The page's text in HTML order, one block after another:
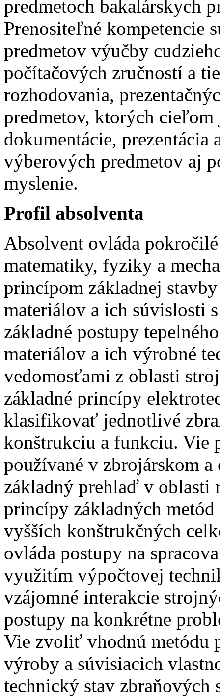
predmetoch bakalárskych
Prenositeľné kompetencie
predmetov výučby
počítačových zručností a
rozhodovania,
predmetov, ktorých
dokumentácie,
výberových predmetov aj
myslenie.
Profil absolventa
Absolvent ovláda
matematiky, fyziky a
princípom základnej
materiálov a ich súvislosti
základné postupy
materiálov a ich výrobné
vedomosťami z oblasti
základné princípy
klasifikovať jednotlivé
konštrukciu a funkciu. Vie
používané v zbrojárskom
základný prehlaď v
princípy základných
vyšších konštrukčných
ovláda postupy na
využitím výpočtovej
vzájomné interakcie
postupy na konkrétne
Vie zvoliť vhodnú metódu
výroby a súvisiacich
technický stav